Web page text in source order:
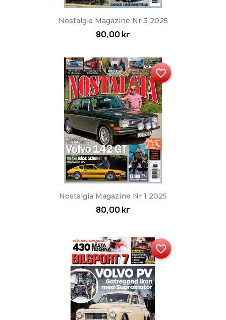
Nostalgia Magazine Nr 3 2025
80,00 kr
Nostalgia Magazine Nr 1 2025
80,00 kr
favorite_border
favorite_border